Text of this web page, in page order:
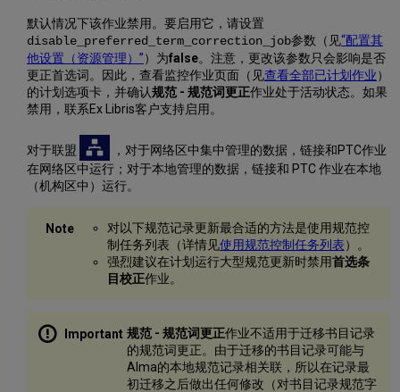
F3
编
辑
规
范
记
5XX
规
范
录
控
制
字
段
规
范
默认情况下该作业禁用。要启用它，请设置
disable_preferred_term_correction_job参数（见“配置其
他设置（资源管理）”）为false。注意，更改该参数只会影响是否
更正首选词。因此，查看监控作业页面（见查看全部已计划作业）
的计划选项卡，并确认规范 - 规范词更正作业处于活动状态。如果
禁用，联系Ex Libris客户支持启用。
对于联盟
，对于网络区中集中管理的数据，链接和PTC作业
在网络区中运行；对于本地管理的数据，链接和 PTC 作业在本地
（机构区中）运行。
对以下规范记录更新最合适的方法是使用规范控
制任务列表（详情见使用规范控制任务列表）。
强烈建议在计划运行大型规范更新时禁用首选条
目校正作业。
规范 - 规范词更正作业不适用于迁移书目记录
的规范词更正。由于迁移的书目记录可能与
Alma的本地规范记录相关联，所以在记录最
初迁移之后做出任何修改（对书目记录规范字